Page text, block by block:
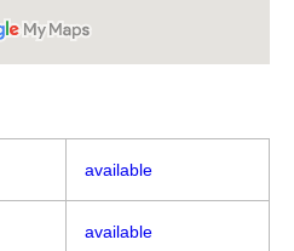
available
available